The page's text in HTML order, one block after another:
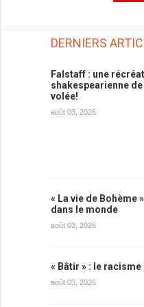
DERNIERS
Falstaff : une
shakespearienne
volée!
août 03, 2026
« La vie de Bohème
dans le monde
août 03, 2026
« Bâtir » : le
août 03, 2026